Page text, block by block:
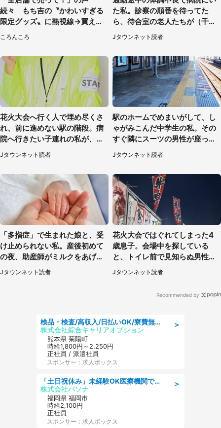
続々 もち吉の〝かわいすぎる
限定グッズ〟に熱視線→買える
ころんころ
た私。診察の順番を待ってた
ら、待合室の老人たちが（千葉
県・50代男性）
Jタウンネット読者
花火大会へ行く人で埋め尽くさ
れ、前に進めない駅の階段。病
院へ行きたい子連れの私が、ス
タッフに事情を説明すると...
（埼玉県・女性）
Jタウンネット読者
駅のホームでめまいがして、し
ゃがみこんだ中学生の私。その
すぐ隣にスーツの男性が座って
きて（千葉県・20代女性）
Jタウンネット読者
「多指症」で生まれた娘と、受
け止められない私。産後初めて
の夜、助産師がミルクをあげて
るのを見て...（静岡県・20代女
性）
Jタウンネット読者
花火大会ではぐれてしまった4
歳息子。会場中を探している
と、トイレ前で見知らぬ男性に
（東京都・女性）
Jタウンネット読者
Recommended by
＞
検品・検査/高収入/日払いOK/寮費無料/日勤/20・30・40代活躍中
株式会社綜合キャリアオプション
熊本県 菊陽町
時給1,800円～2,250円
正社員 / 派遣社員
スポンサー：求人ボックス
＞
「土日祝休み」未経験OK医療機関での治験コーディネーターのお仕事
株式会社パソナ
福岡県 福岡市
時給2,100円
正社員
スポンサー：求人ボックス